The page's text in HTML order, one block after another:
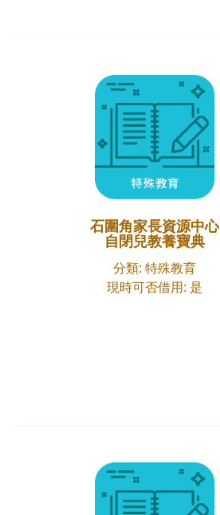
石圍角家長資源中心
自閉兒教養寶典
分類: 特殊教育
現時可否借用: 是